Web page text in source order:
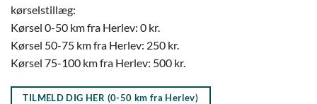
kørselstillæg:
Kørsel 0-50 km fra Herlev: 0 kr.
Kørsel 50-75 km fra Herlev: 250 kr.
Kørsel 75-100 km fra Herlev: 500 kr.
TILMELD DIG HER (0-50 km fra Herlev)